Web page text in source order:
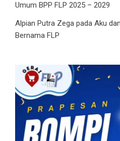
Umum BPP FLP 2025 – 2029
Alpian Putra Zega pada Aku
Bernama FLP